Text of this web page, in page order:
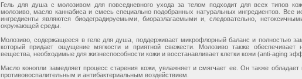
Гель для душа с молозивом для повседневного ухода за телом подходит для всех типов
молозиво, масло каннабиса и смесь специально подобранных натуральных ингредиентов. Все
ингредиенты являются биодеградируемыми, биоразлагаемыми и, следовательно,
окружающей среды.
Молозиво, содержащееся в геле для душа, поддерживает микрофлорный баланс и полностью
который придает ощущение мягкости и приятной свежести. Молозиво также обеспечивает
вещества, необходимые для жизнеспособности кожи и восстанавливает клетки кожи (anti-aging
Масло конопли замедляет процесс старения кожи, увлажняет и смягчает ее. Он также
противовоспалительным и антибактериальным воздействием.